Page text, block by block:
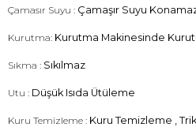
Çamasır Suyu : Çamaşır Suyu
Kurutma: Kurutma Makinesinde
Sıkma : Sıkılmaz
Utu : Düşük Isıda Ütüleme
Kuru Temizleme : Kuru Temizleme ,